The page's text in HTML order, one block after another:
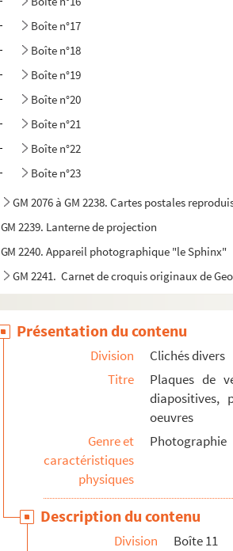
Boîte n°17
Boîte n°18
Boîte n°19
Boîte n°20
Boîte n°21
Boîte n°22
Boîte n°23
GM 2076 à GM 2238. Cartes postales
GM 2239. Lanterne de projection
GM 2240. Appareil photographique "le Sphinx"
GM 2241. Carnet de croquis originaux de
Présentation du contenu
Division
Clichés divers
Titre
Plaques de
diapositives,
oeuvres
Genre et
caractéristiques
physiques
Photographie
Description du contenu
Division
Boîte 11